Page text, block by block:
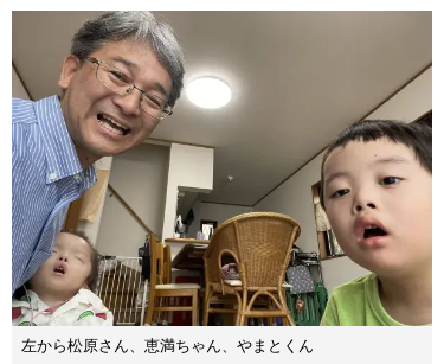
左から松原さん、恵満ちゃん、やまとくん